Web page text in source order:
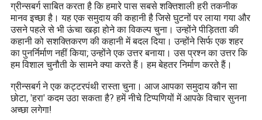
ग्रीन्सबर्ग साबित करता है कि हमारे पास सबसे शक्तिशाली हरी तकनीक
मानव इच्छा है। यह एक समुदाय की कहानी है जिसे घुटनों पर लाया गया और
उसने पहले से भी ऊंचा खड़ा होने का विकल्प चुना। उन्होंने पीड़ितता की
कहानी को सशक्तिकरण की कहानी में बदल दिया। उन्होंने सिर्फ एक शहर
का पुनर्निर्माण नहीं किया; उन्होंने एक उत्तर बनाया। उस प्रश्न का उत्तर कि
हम विशाल चुनौती के सामने क्या करते हैं। हम बेहतर निर्माण करते हैं।
ग्रीन्सबर्ग ने एक कट्टरपंथी रास्ता चुना। आज आपका समुदाय कौन सा
छोटा, 'हरा' कदम उठा सकता है? हमें नीचे टिप्पणियों में आपके विचार सुनना
अच्छा लगेगा!